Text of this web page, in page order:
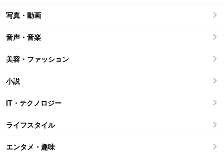
写真・動画
音声・音楽
美容・ファッション
小説
IT・テクノロジー
ライフスタイル
エンタメ・趣味